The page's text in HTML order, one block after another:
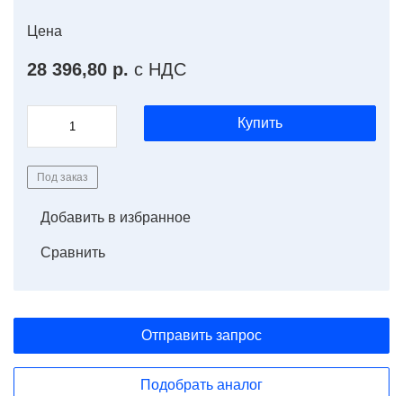
Цена
28 396,80 р. с НДС
Купить
Под заказ
Добавить в избранное
Сравнить
Отправить запрос
Подобрать аналог